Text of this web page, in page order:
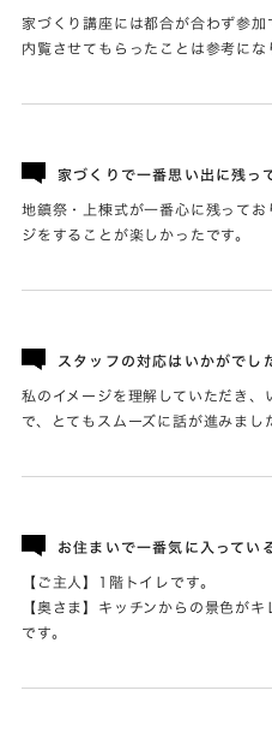
家づくり講座には都合が合わず参
内覧させてもらったことは参考にな
家づくりで一番思い出に残っ
地鎮祭・上棟式が一番心に残って
ジをすることが楽しかったです。
スタッフの対応はいかがでし
私のイメージを理解していただき、
で、とてもスムーズに話が進みまし
お住まいで一番気に入ってい
【ご主人】1階トイレです。
【奥さま】キッチンからの景色が
です。